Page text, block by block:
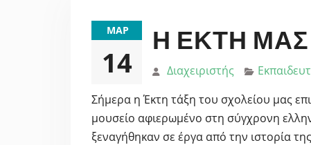
ΜΑΡ
14
Η ΈΚΤΗ
Διαχειριστής
Σήμερα η Έκτη τάξη του σχολείου μας
μουσείο αφιερωμένο στη σύγχρονη
ξεναγήθηκαν σε έργα από την ιστορία